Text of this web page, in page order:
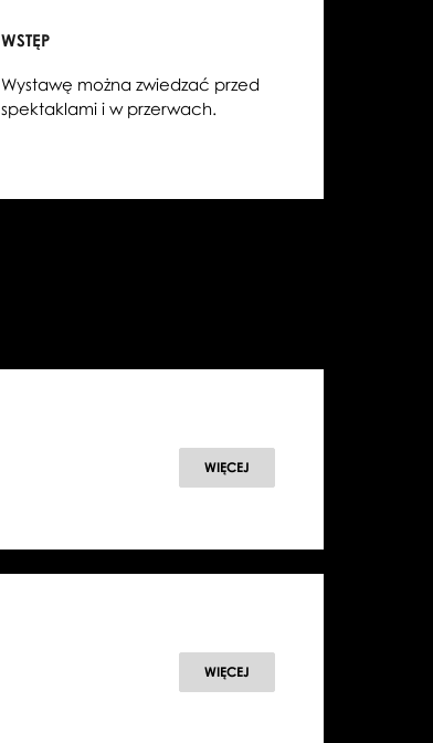
WSTĘP
Wystawę można zwiedzać przed
spektaklami i w przerwach.
WIĘCEJ
WIĘCEJ